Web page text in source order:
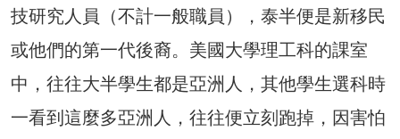
技研究人員（不計一般職員），泰半便是新移民
或他們的第一代後裔。美國大學理工科的課室
中，往往大半學生都是亞洲人，其他學生選科時
一看到這麼多亞洲人，往往便立刻跑掉，因害怕